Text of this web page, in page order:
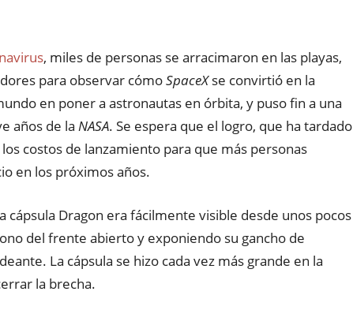
, miles de personas se arracimaron en las playas,
para observar cómoSpaceXse convirtió en la
en poner a astronautas en órbita, y puso fin a una
años de la NASA. Se espera que el logro, que ha tardado
costos de lanzamiento para que más personas
en los próximos años.
cápsula Dragon era fácilmente visible desde unos pocos
del frente abierto y exponiendo su gancho de
La cápsula se hizo cada vez más grande en la
la brecha.